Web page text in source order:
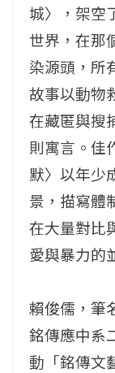
城〉，架空
世界，在那
染源頭，所
故事以動物
在藏匿與搜
則寓言。佳
默〉以年少
景，描寫體
在大量對比
愛與暴力的
賴俊儒，筆
銘傳應中系
動「銘傳文